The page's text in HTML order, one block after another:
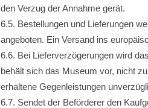
den Verzug der Annahme gerät.
6.5. Bestellungen und Lieferungen
angeboten. Ein Versand ins
6.6. Bei Lieferverzögerungen wird
behält sich das Museum vor, nicht
erhaltene Gegenleistungen
6.7. Sendet der Beförderer den